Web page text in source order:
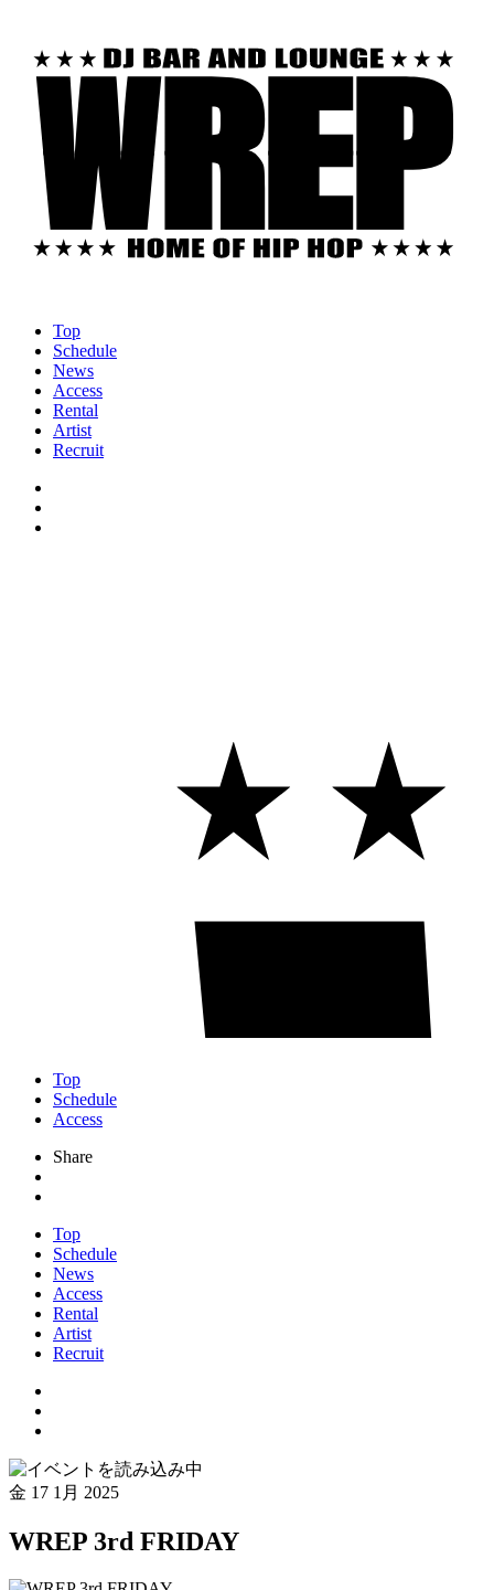
Top
Schedule
News
Access
Rental
Artist
Recruit
Top
Schedule
Access
Share
Top
Schedule
News
Access
Rental
Artist
Recruit
金 17 1月 2025
WREP 3rd FRIDAY